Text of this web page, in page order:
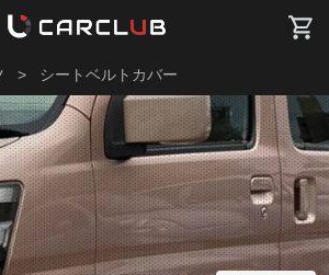
> シートベルトカバー